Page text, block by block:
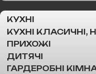
КУХНІ
КУХНІ КЛАСИЧНІ,
ПРИХОЖІ
ДИТЯЧІ
ГАРДЕРОБНІ